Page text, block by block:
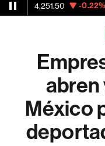
-0.22% ETH/
abren
México